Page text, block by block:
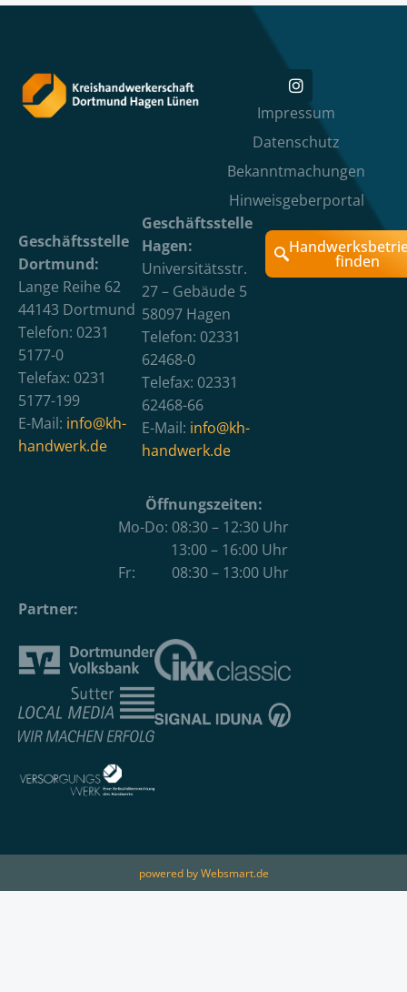
Impressum
Datenschutz
Bekanntmachungen
Hinweisgeberportal
Geschäftsstelle
Dortmund:
Lange Reihe 62
44143 Dortmund
Telefon: 0231
5177-0
Telefax: 0231
5177-199
E-Mail: info@kh-
handwerk.de
Geschäftsstelle
Hagen:
Universitätsstr.
27 – Gebäude 5
58097 Hagen
Telefon: 02331
62468-0
Telefax: 02331
62468-66
E-Mail: info@kh-
handwerk.de
finden
Öffnungszeiten:
Mo-Do: 08:30 – 12:30 Uhr
13:00 – 16:00 Uhr
Fr: 08:30 – 13:00 Uhr
Partner:
powered by Websmart.de